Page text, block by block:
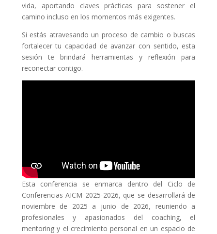
vida, aportando claves prácticas para sostener el
camino incluso en los momentos más exigentes.
Si estás atravesando un proceso de cambio o buscas
fortalecer tu capacidad de avanzar con sentido, esta
sesión te brindará herramientas y reflexión para
reconectar contigo.
Esta conferencia se enmarca dentro del Ciclo de
Conferencias AICM 2025-2026, que se desarrollará de
noviembre de 2025 a junio de 2026, reuniendo a
profesionales y apasionados del coaching, el
mentoring y el crecimiento personal en un espacio de